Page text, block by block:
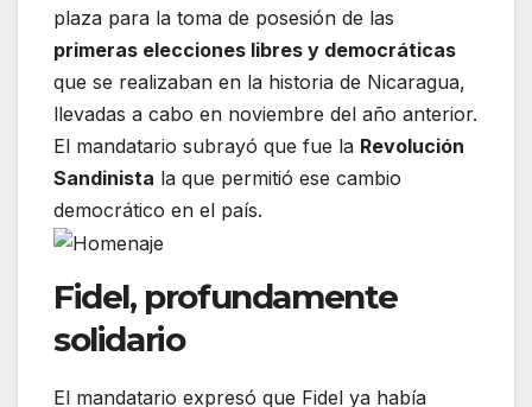
plaza para la toma de posesión de las
primeras elecciones libres y democráticas
que se realizaban en la historia de Nicaragua,
llevadas a cabo en noviembre del año anterior.
El mandatario subrayó que fue la Revolución
Sandinista la que permitió ese cambio
democrático en el país.
Fidel, profundamente
solidario
El mandatario expresó que Fidel ya había